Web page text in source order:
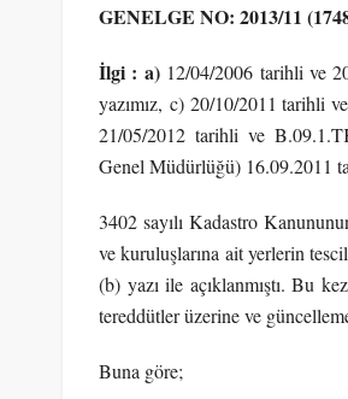
GENELGE NO: 2013/11
İlgi : a) 12/04/2006 tarihli ve
yazımız, c) 20/10/2011 tarihli
21/05/2012 tarihli ve
Genel Müdürlüğü) 16.09.2011
3402 sayılı Kadastro
ve kuruluşlarına ait yerlerin
(b) yazı ile açıklanmıştı. Bu
tereddütler üzerine ve
Buna göre;